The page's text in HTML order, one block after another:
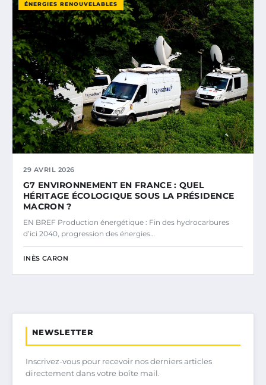
ÉNERGIES RENOUVELABLES
29 AVRIL 2026
G7 ENVIRONNEMENT EN FRANCE : QUEL
HÉRITAGE ÉCOLOGIQUE SOUS LA PRÉSIDENCE
MACRON ?
EN BREF Production énergétique : Fin des hydrocarbures
d’ici 2040, progression des énergies…
INÈS CARON
NEWSLETTER
Inscrivez-vous pour recevoir nos derniers articles
directement dans votre boîte mail.